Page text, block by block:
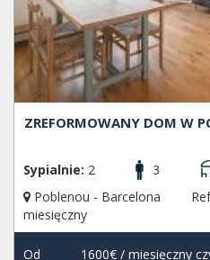
ZREFORMOWANY DOM W
Sypialnie: 2 3
Poblenou - Barcelona
miesięczny
Od 1600€/ miesięczny